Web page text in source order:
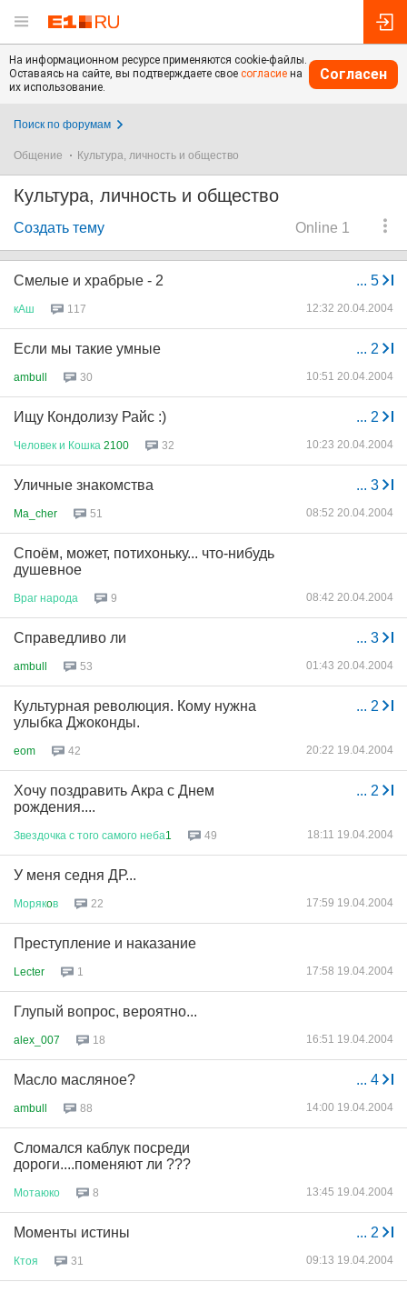
На информационном ресурсе применяются cookie-файлы.
Оставаясь на сайте, вы подтверждаете свое согласие на
их использование.
Согласен
Поиск по форумам
Общение Культура, личность и общество
Культура, личность и общество
Online 1
Создать тему
... 5
Смелые и храбрые - 2
кАш 117 12:32 20.04.2004
... 2
Если мы такие умные
ambull 30 10:51 20.04.2004
... 2
Ищу Кондолизу Райс :)
Человек и Кошка 2100 32 10:23 20.04.2004
... 3
Уличные знакомства
Ma_cher 51 08:52 20.04.2004
Споём, может, потихоньку... что-нибудь
душевное
Враг народа 9 08:42 20.04.2004
... 3
Справедливо ли
ambull 53 01:43 20.04.2004
... 2
Культурная революция. Кому нужна
улыбка Джоконды.
eom 42 20:22 19.04.2004
... 2
Хочу поздравить Акра с Днем
рождения....
Звездочка с того самого неба1 49 18:11 19.04.2004
У меня седня ДР...
Морякoв 22 17:59 19.04.2004
Преступление и наказание
Lecter 1 17:58 19.04.2004
Глупый вопрос, вероятно...
alex_007 18 16:51 19.04.2004
... 4
Масло масляное?
ambull 88 14:00 19.04.2004
Сломался каблук посреди
дороги....поменяют ли ???
Мотаюко 8 13:45 19.04.2004
... 2
Моменты истины
Ктоя 31 09:13 19.04.2004